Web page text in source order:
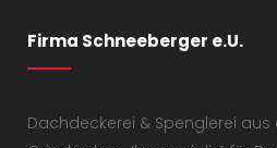
Firma Schneeberger e.U.
Dachdeckerei & Spenglerei aus